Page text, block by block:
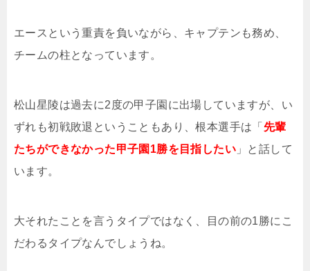
エースという重責を負いながら、キャプテンも務め、
チームの柱となっています。
松山星陵は過去に2度の甲子園に出場していますが、い
ずれも初戦敗退ということもあり、根本選手は「 先輩
たちができなかった甲子園1勝を目指したい 」と話して
います。
大それたことを言うタイプではなく、目の前の1勝にこ
だわるタイプなんでしょうね。